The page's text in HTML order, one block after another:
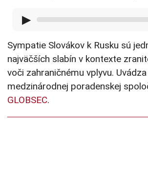
▶
Sympatie Slovákov k Rusku sú
najväčších slabín v kontexte
voči zahraničnému vplyvu.
medzinárodnej poradenskej
GLOBSEC.